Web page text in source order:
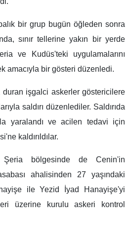
bir grup bugün öğleden sonra
sınır tellerine yakın bir yerde
ve Kudüs'teki uygulamalarını
amacıyla bir gösteri düzenledi.
duran işgalci askerler göstericilere
saldırı düzenlediler. Saldırıda
yaralandı ve acilen tedavi için
kaldırıldılar.
Şeria bölgesinde de Cenin'in
ahalisinden 27 yaşındaki
ile Yezid İyad Hanayişe'yi
üzerine kurulu askeri kontrol